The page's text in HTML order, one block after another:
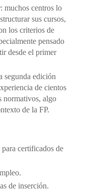
: muchos centros lo
sus cursos,
los criterios de
pensado
desde el primer
segunda edición
de cientos
normativos, algo
de la FP.
certificados de
de inserción.